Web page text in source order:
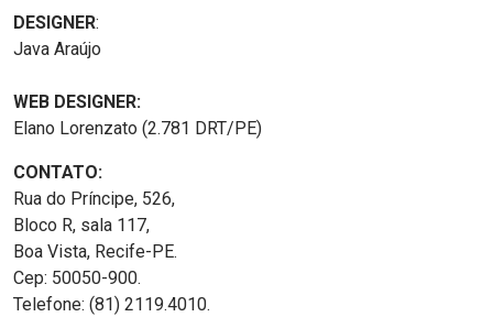
DESIGNER:
Java Araújo
WEB DESIGNER:
Elano Lorenzato (2.781 DRT/PE)
CONTATO:
Rua do Príncipe, 526,
Bloco R, sala 117,
Boa Vista, Recife-PE.
Cep: 50050-900.
Telefone: (81) 2119.4010.